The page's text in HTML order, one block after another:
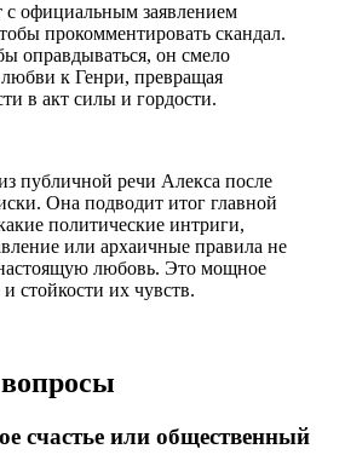
с официальным заявлением
прокомментировать скандал.
оправдываться, он смело
любви к Генри, превращая
в акт силы и гордости.
публичной речи Алекса после
Она подводит итог главной
политические интриги,
или архаичные правила не
любовь. Это мощное
стойкости их чувств.
счастье или общественный